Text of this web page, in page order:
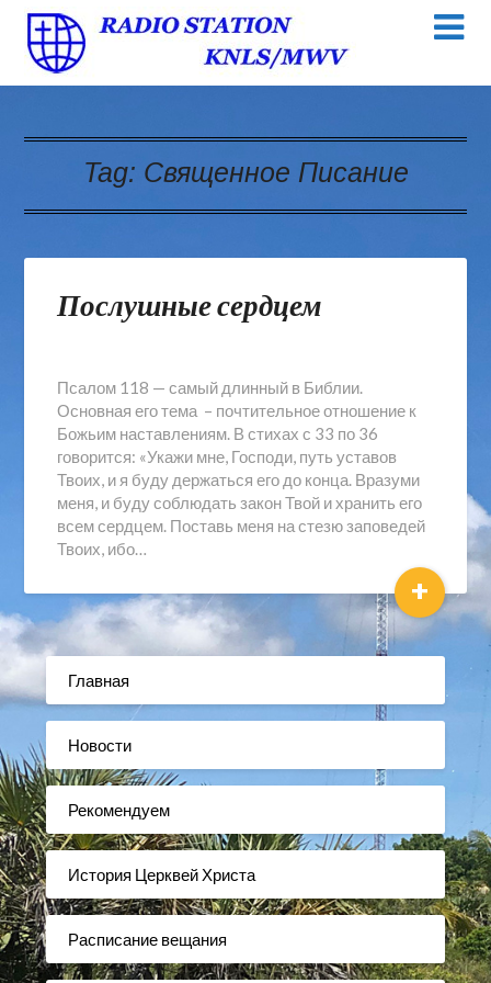
Tag: Священное Писание
Послушные сердцем
Псалом 118 — самый длинный в Библии.
Основная его тема – почтительное отношение к
Божьим наставлениям. В стихах с 33 по 36
говорится: «Укажи мне, Господи, путь уставов
Твоих, и я буду держаться его до конца. Вразуми
меня, и буду соблюдать закон Твой и хранить его
всем сердцем. Поставь меня на стезю заповедей
Твоих, ибо…
+
Главная
Новости
Рекомендуем
История Церквей Христа
Расписание вещания